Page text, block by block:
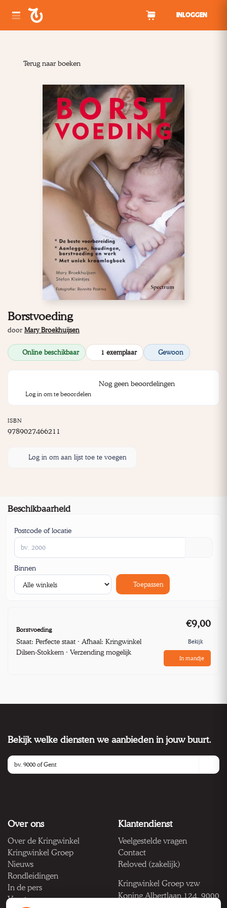
INLOGGEN
Terug naar boeken
Borstvoeding
door Mary Broekhuijsen
Online beschikbaar 1 exemplaar Gewoon
Nog geen beoordelingen
Log in om te beoordelen
ISBN
9789027466211
Log in om aan lijst toe te voegen
Beschikbaarheid
Postcode of locatie
Binnen
Toepassen
Borstvoeding
Staat: Perfecte staat · Afhaal: Kringwinkel
Dilsen-Stokkem · Verzending mogelijk
€9,00
Bekijk
In mandje
Bekijk welke diensten we aanbieden in jouw buurt.
Over ons
Over de Kringwinkel
Kringwinkel Groep
Nieuws
Rondleidingen
In de pers
Vacatures
Klantendienst
Veelgestelde vragen
Contact
Reloved (zakelijk)
Kringwinkel Groep vzw
Koning Albertlaan 124, 9000